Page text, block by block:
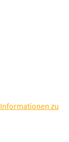
Informationen zu